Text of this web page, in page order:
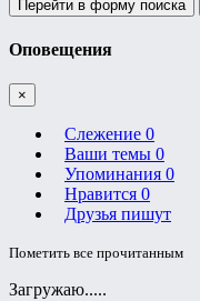
Перейти в форму поиска
Оповещения
×
Слежение 0
Ваши темы 0
Упоминания 0
Нравится 0
Друзья пишут
Пометить все прочитанным
Загружаю.....